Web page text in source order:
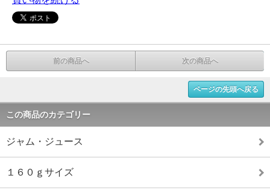
前の商品へ 次の商品へ
ページの先頭へ戻る
この商品のカテゴリー
ジャム・ジュース
１６０ｇサイズ